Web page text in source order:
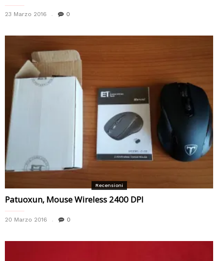
23 Marzo 2016 0
Recensioni
Patuoxun, Mouse Wireless 2400 DPI
20 Marzo 2016 0